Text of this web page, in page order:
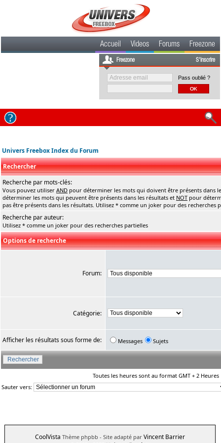
Accueil Videos Forums Freezone
Freezone S'inscrire
Pass oublié ?
Univers Freebox Index du Forum
Rechercher
Recherche par mots-clés:
Vous pouvez utiliser AND pour déterminer les mots qui doivent être présents dans
déterminer les mots qui peuvent être présents dans les résultats et NOT pour
pas être présents dans les résultats. Utilisez * comme un joker pour des recherches
Recherche par auteur:
Utilisez * comme un joker pour des recherches partielles
Options de recherche
Forum:
Catégorie:
Afficher les résultats sous forme de: Messages Sujets
Toutes les heures sont au format GMT + 2 Heures
Sauter vers:
CoolVista Thème phpbb - Site adapté par Vincent Barrier